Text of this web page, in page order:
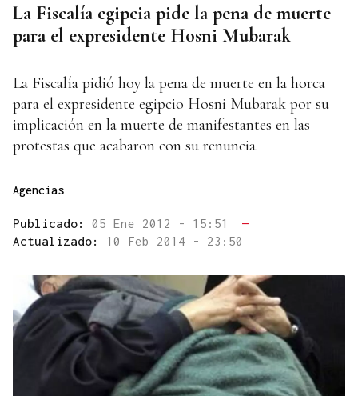
La Fiscalía egipcia pide la pena de muerte
para el expresidente Hosni Mubarak
La Fiscalía pidió hoy la pena de muerte en la horca
para el expresidente egipcio Hosni Mubarak por su
implicación en la muerte de manifestantes en las
protestas que acabaron con su renuncia.
Agencias
Publicado: 05 Ene 2012 - 15:51
—
Actualizado: 10 Feb 2014 - 23:50